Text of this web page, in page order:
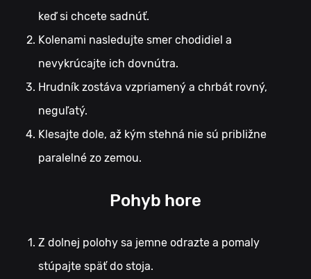
keď si chcete sadnúť.
Kolenami nasledujte smer chodidiel a
nevykrúcajte ich dovnútra.
Hrudník zostáva vzpriamený a chrbát rovný,
neguľatý.
Klesajte dole, až kým stehná nie sú približne
paralelné zo zemou.
Pohyb hore
Z dolnej polohy sa jemne odrazte a pomaly
stúpajte späť do stoja.